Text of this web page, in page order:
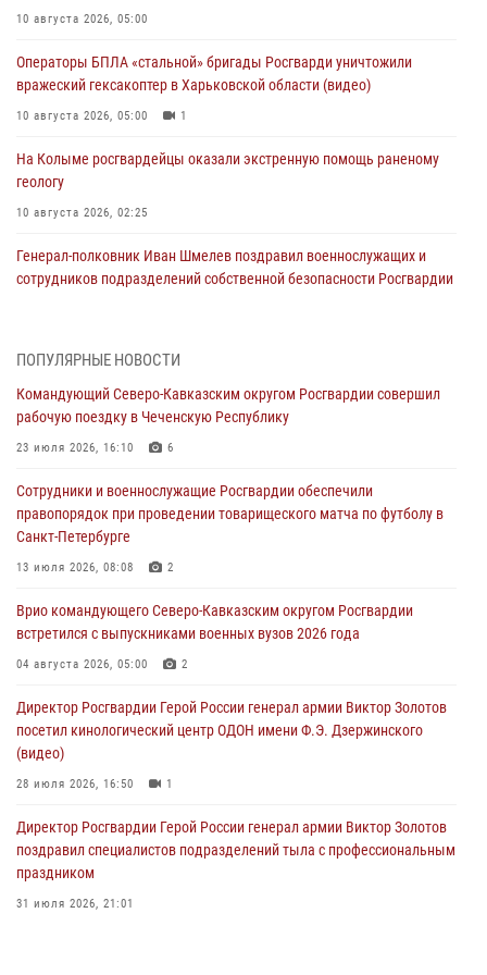
10 августа 2026, 05:00
Операторы БПЛА «стальной» бригады Росгварди уничтожили
вражеский гексакоптер в Харьковской области (видео)
10 августа 2026, 05:00 1
На Колыме росгвардейцы оказали экстренную помощь раненому
геологу
10 августа 2026, 02:25
Генерал-полковник Иван Шмелев поздравил военнослужащих и
сотрудников подразделений собственной безопасности Росгвардии
жительнице Белгорода
09 августа 2026, 12:52
09 августа 2026, 11:12
«Я расскажу вам о Герое»: подвиг Героя России Сергея Перца
(видео)
Росгвардейцы в зоне СВО передали подарки детям и помогли
нуждающимся гражданам
ПОПУЛЯРНЫЕ НОВОСТИ
Командующий Северо-Кавказским округом Росгвардии совершил
рабочую поездку в Чеченскую Республику
23 июля 2026, 16:10 6
Сотрудники и военнослужащие Росгвардии обеспечили
правопорядок при проведении товарищеского матча по футболу в
Санкт-Петербурге
13 июля 2026, 08:08 2
Врио командующего Северо-Кавказским округом Росгвардии
встретился с выпускниками военных вузов 2026 года
04 августа 2026, 05:00 2
Директор Росгвардии Герой России генерал армии Виктор Золотов
посетил кинологический центр ОДОН имени Ф.Э. Дзержинского
(видео)
28 июля 2026, 16:50 1
Директор Росгвардии Герой России генерал армии Виктор Золотов
поздравил специалистов подразделений тыла с профессиональным
праздником
31 июля 2026, 21:01